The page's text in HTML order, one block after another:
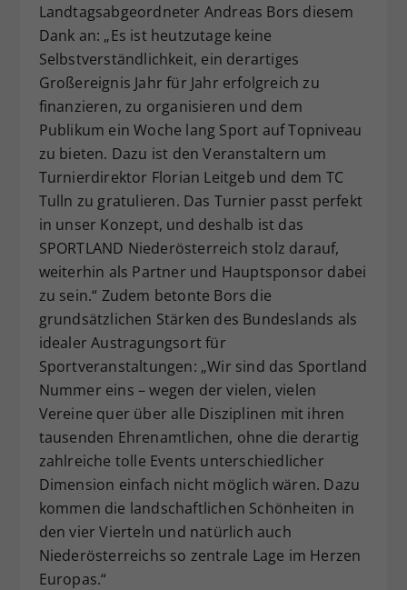
Landtagsabgeordneter Andreas Bors diesem
Dank an: „Es ist heutzutage keine
Selbstverständlichkeit, ein derartiges
Großereignis Jahr für Jahr erfolgreich zu
finanzieren, zu organisieren und dem
Publikum ein Woche lang Sport auf Topniveau
zu bieten. Dazu ist den Veranstaltern um
Turnierdirektor Florian Leitgeb und dem TC
Tulln zu gratulieren. Das Turnier passt perfekt
in unser Konzept, und deshalb ist das
SPORTLAND Niederösterreich stolz darauf,
weiterhin als Partner und Hauptsponsor dabei
zu sein.“ Zudem betonte Bors die
grundsätzlichen Stärken des Bundeslands als
idealer Austragungsort für
Sportveranstaltungen: „Wir sind das Sportland
Nummer eins – wegen der vielen, vielen
Vereine quer über alle Disziplinen mit ihren
tausenden Ehrenamtlichen, ohne die derartig
zahlreiche tolle Events unterschiedlicher
Dimension einfach nicht möglich wären. Dazu
kommen die landschaftlichen Schönheiten in
den vier Vierteln und natürlich auch
Niederösterreichs so zentrale Lage im Herzen
Europas.“